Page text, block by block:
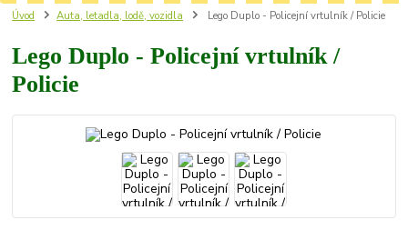
Úvod Auta, letadla, lodě, vozidla Lego Duplo - Policejní vrtulník / Policie
Lego Duplo - Policejní vrtulník /
Policie